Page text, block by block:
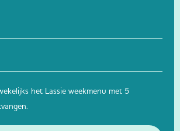
het Lassie weekmenu met 5